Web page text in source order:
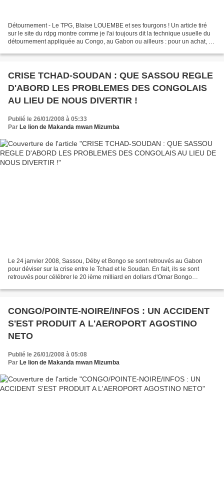
Détournement - Le TPG, Blaise LOUEMBE et ses fourgons ! Un article tiré
sur le site du rdpg montre comme je l'ai toujours dit la technique usuelle du
détournement appliquée au Congo, au Gabon ou ailleurs : pour un achat, on
CRISE TCHAD-SOUDAN : QUE SASSOU REGLE
D'ABORD LES PROBLEMES DES CONGOLAIS
AU LIEU DE NOUS DIVERTIR !
Publié le 26/01/2008 à 05:33
Par Le lion de Makanda mwan Mizumba
Le 24 janvier 2008, Sassou, Déby et Bongo se sont retrouvés au Gabon
pour déviser sur la crise entre le Tchad et le Soudan. En fait, ils se sont
retrouvés pour célébrer le 20 ième milliard en dollars d'Omar Bongo
CONGO/POINTE-NOIRE/INFOS : UN ACCIDENT
S'EST PRODUIT A L'AEROPORT AGOSTINO
NETO
Publié le 26/01/2008 à 05:08
Par Le lion de Makanda mwan Mizumba